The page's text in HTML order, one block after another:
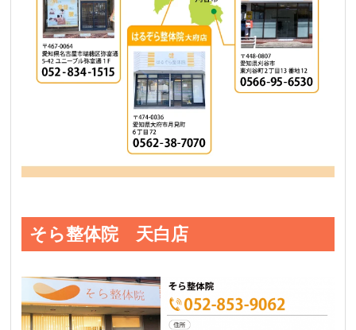
そら整体院 天白店